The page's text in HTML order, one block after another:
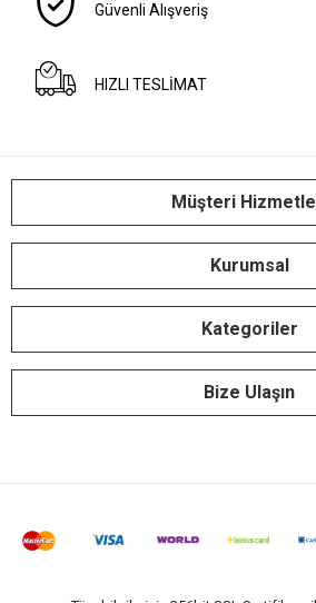
Güvenli Alışveriş
HIZLI TESLİMAT
Müşteri
Kurumsal
Kategoriler
Bize Ulaşın